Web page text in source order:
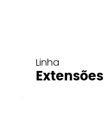
Linha
Extensões